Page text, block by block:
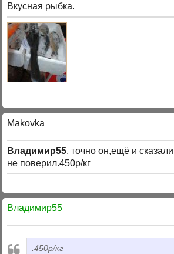
Вкусная рыбка.
Makovka
Владимир55, точно он,ещё и
не поверил.450р/кг
Владимир55
.450р/кг